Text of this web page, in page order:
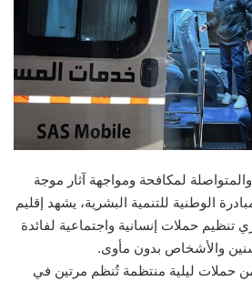
لمكافحة ومواجهة آثار موجة
الوطنية للتنمية البشرية، يشهد إقليم
تنظيم حملات إنسانية واجتماعية لفائدة
والأشخاص بدون مأوى.
حملات ليلية منتظمة تُنظم مرتين في